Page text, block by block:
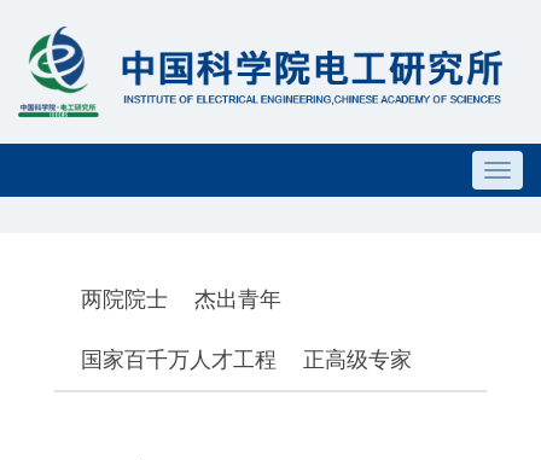
两院院士 杰出青年
国家百千万人才工程 正高级专家